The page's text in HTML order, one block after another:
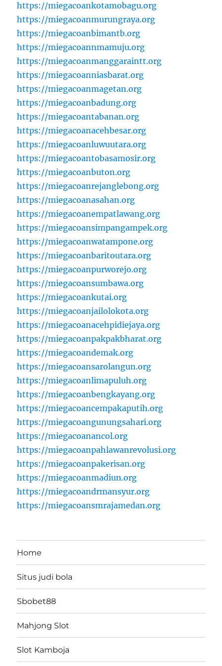
https://miegacoankotamobagu.org
https://miegacoanmurungraya.org
https://miegacoanbimantb.org
https://miegacoannmamuju.org
https://miegacoanmanggaraintt.org
https://miegacoanniasbarat.org
https://miegacoanmagetan.org
https://miegacoanbadung.org
https://miegacoantabanan.org
https://miegacoanacehbesar.org
https://miegacoanluwuutara.org
https://miegacoantobasamosir.org
https://miegacoanbuton.org
https://miegacoanrejanglebong.org
https://miegacoanasahan.org
https://miegacoanempatlawang.org
https://miegacoansimpangampek.org
https://miegacoanwatampone.org
https://miegacoanbaritoutara.org
https://miegacoanpurworejo.org
https://miegacoansumbawa.org
https://miegacoankutai.org
https://miegacoanjailolokota.org
https://miegacoanacehpidiejaya.org
https://miegacoanpakpakbharat.org
https://miegacoandemak.org
https://miegacoansarolangun.org
https://miegacoanlimapuluh.org
https://miegacoanbengkayang.org
https://miegacoancempakaputih.org
https://miegacoangunungsahari.org
https://miegacoanancol.org
https://miegacoanpahlawanrevolusi.org
https://miegacoanpakerisan.org
https://miegacoanmadiun.org
https://miegacoandrmansyur.org
https://miegacoansmrajamedan.org
Home
Situs judi bola
Sbobet88
Mahjong Slot
Slot Kamboja